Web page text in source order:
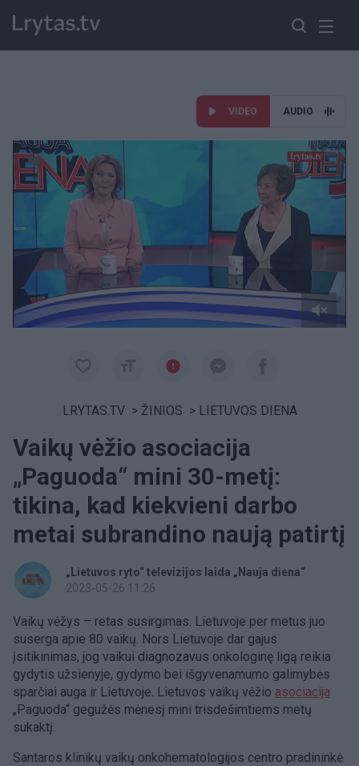
VIDEO AUDIO
Paremkite Ukrainą
LRYTAS.TV > ŽINIOS > LIETUVOS DIENA
Vaikų vėžio asociacija
„Paguoda“ mini 30-metį:
tikina, kad kiekvieni darbo
metai subrandino naują patirtį
„Lietuvos ryto“ televizijos laida „Nauja diena“
2023-05-26 11:26
Vaikų vėžys – retas susirgimas. Lietuvoje per metus juo
suserga apie 80 vaikų. Nors Lietuvoje dar gajus
įsitikinimas, jog vaikui diagnozavus onkologinę ligą reikia
gydytis užsienyje, gydymo bei išgyvenamumo galimybės
sparčiai auga ir Lietuvoje. Lietuvos vaikų vėžio asociacija
„Paguoda“ gegužės mėnesį mini trisdešimtiems metų
sukaktį.
Santaros klinikų vaikų onkohematologijos centro pradininkė